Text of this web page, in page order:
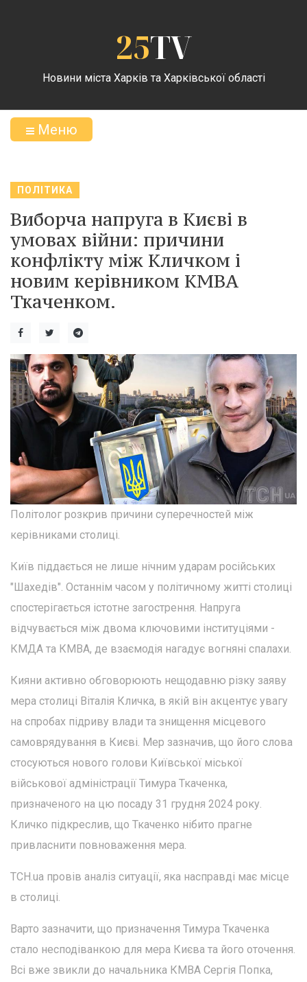
25TV
Новини міста Харків та Харківської області
Меню
ПОЛІТИКА
Виборча напруга в Києві в
умовах війни: причини
конфлікту між Кличком і
новим керівником КМВА
Ткаченком.
Політолог розкрив причини суперечностей між
керівниками столиці.
Київ піддається не лише нічним ударам російських
"Шахедів". Останнім часом у політичному житті столиці
спостерігається істотне загострення. Напруга
відчувається між двома ключовими інституціями -
КМДА та КМВА, де взаємодія нагадує вогняні спалахи.
Кияни активно обговорюють нещодавню різку заяву
мера столиці Віталія Кличка, в якій він акцентує увагу
на спробах підриву влади та знищення місцевого
самоврядування в Києві. Мер зазначив, що його слова
стосуються нового голови Київської міської
військової адміністрації Тимура Ткаченка,
призначеного на цю посаду 31 грудня 2024 року.
Кличко підкреслив, що Ткаченко нібито прагне
привласнити повноваження мера.
ТСН.ua провів аналіз ситуації, яка насправді має місце
в столиці.
Варто зазначити, що призначення Тимура Ткаченка
стало несподіванкою для мера Києва та його оточення.
Всі вже звикли до начальника КМВА Сергія Попка,